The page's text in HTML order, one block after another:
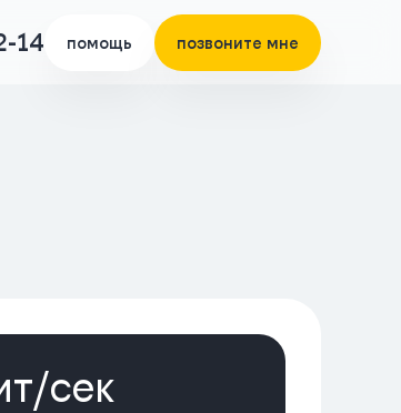
14 помощь позвоните мне
cек